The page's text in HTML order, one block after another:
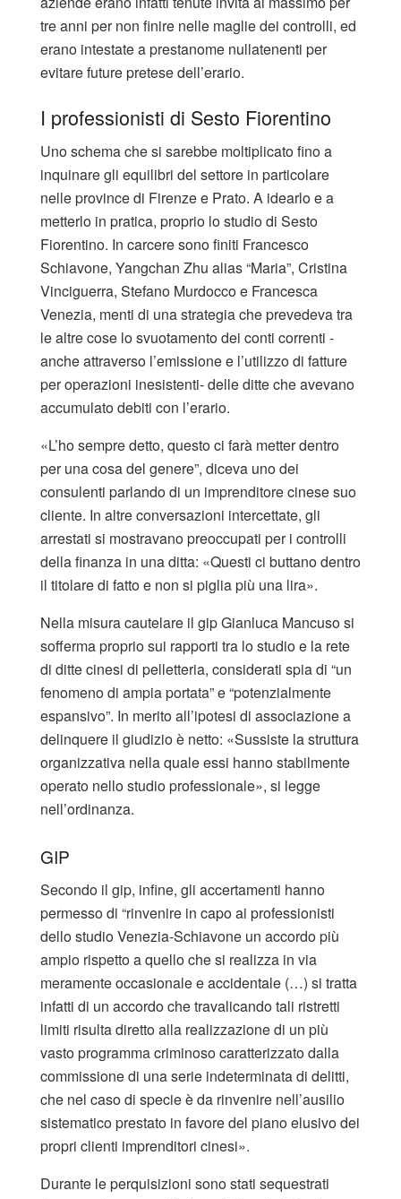
tre anni per non finire nelle maglie dei controlli, ed
erano intestate a prestanome nullatenenti per
evitare future pretese dell’erario.
I professionisti di Sesto Fiorentino
Uno schema che si sarebbe moltiplicato fino a
inquinare gli equilibri del settore in particolare
nelle province di Firenze e Prato. A idearlo e a
metterlo in pratica, proprio lo studio di Sesto
Fiorentino. In carcere sono finiti Francesco
Schiavone, Yangchan Zhu alias “Maria”, Cristina
Vinciguerra, Stefano Murdocco e Francesca
Venezia, menti di una strategia che prevedeva tra
le altre cose lo svuotamento dei conti correnti -
anche attraverso l’emissione e l’utilizzo di fatture
per operazioni inesistenti- delle ditte che avevano
accumulato debiti con l’erario.
«L’ho sempre detto, questo ci farà metter dentro
per una cosa del genere”, diceva uno dei
consulenti parlando di un imprenditore cinese suo
cliente. In altre conversazioni intercettate, gli
arrestati si mostravano preoccupati per i controlli
della finanza in una ditta: «Questi ci buttano dentro
il titolare di fatto e non si piglia più una lira».
Nella misura cautelare il gip Gianluca Mancuso si
sofferma proprio sui rapporti tra lo studio e la rete
di ditte cinesi di pelletteria, considerati spia di “un
fenomeno di ampia portata” e “potenzialmente
espansivo”. In merito all’ipotesi di associazione a
delinquere il giudizio è netto: «Sussiste la struttura
organizzativa nella quale essi hanno stabilmente
operato nello studio professionale», si legge
nell’ordinanza.
GIP
Secondo il gip, infine, gli accertamenti hanno
permesso di “rinvenire in capo ai professionisti
dello studio Venezia-Schiavone un accordo più
ampio rispetto a quello che si realizza in via
meramente occasionale e accidentale (…) si tratta
infatti di un accordo che travalicando tali ristretti
limiti risulta diretto alla realizzazione di un più
vasto programma criminoso caratterizzato dalla
commissione di una serie indeterminata di delitti,
che nel caso di specie è da rinvenire nell’ausilio
sistematico prestato in favore del piano elusivo dei
propri clienti imprenditori cinesi».
Durante le perquisizioni sono stati sequestrati